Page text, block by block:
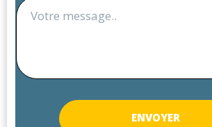
ENVOYER